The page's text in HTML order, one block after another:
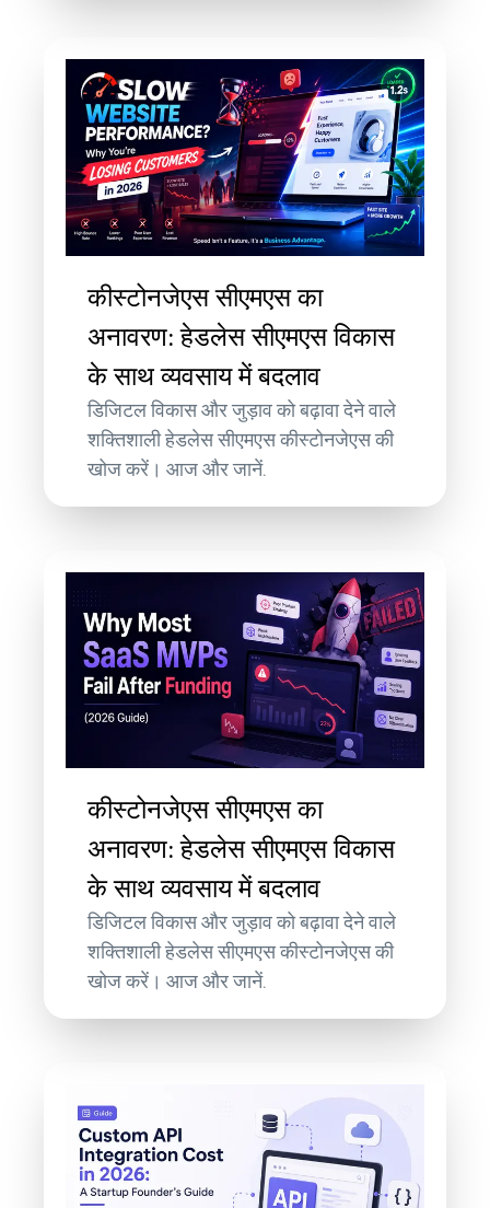
कीस्टोनजेएस सीएमएस का
अनावरण: हेडलेस सीएमएस विकास
के साथ व्यवसाय में बदलाव
डिजिटल विकास और जुड़ाव को बढ़ावा देने वाले
शक्तिशाली हेडलेस सीएमएस कीस्टोनजेएस की
खोज करें। आज और जानें.
कीस्टोनजेएस सीएमएस का
अनावरण: हेडलेस सीएमएस विकास
के साथ व्यवसाय में बदलाव
डिजिटल विकास और जुड़ाव को बढ़ावा देने वाले
शक्तिशाली हेडलेस सीएमएस कीस्टोनजेएस की
खोज करें। आज और जानें.